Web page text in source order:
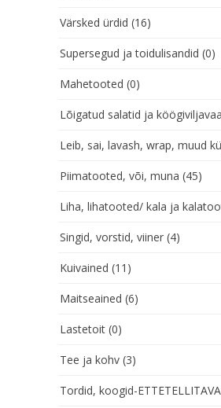
Värsked ürdid (16)
Supersegud ja toidulisandid (0)
Mahetooted (0)
Lõigatud salatid ja
Leib, sai, lavash, wrap, muud
Piimatooted, või, muna (45)
Liha, lihatooted/ kala ja
Singid, vorstid, viiner (4)
Kuivained (11)
Maitseained (6)
Lastetoit (0)
Tee ja kohv (3)
Tordid, koogid-